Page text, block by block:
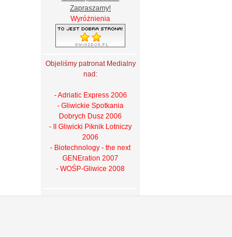
Wyróżnienia
Objeliśmy patronat Medialny
nad:
- Adriatic Express 2006
- Gliwickie Spotkania
Dobrych Dusz 2006
- II Gliwicki Piknik Lotniczy
2006
- Biotechnology - the next
GENEration 2007
- WOŚP-Gliwice 2008